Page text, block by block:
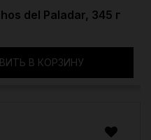
del Paladar, 345 г
В КОРЗИНУ